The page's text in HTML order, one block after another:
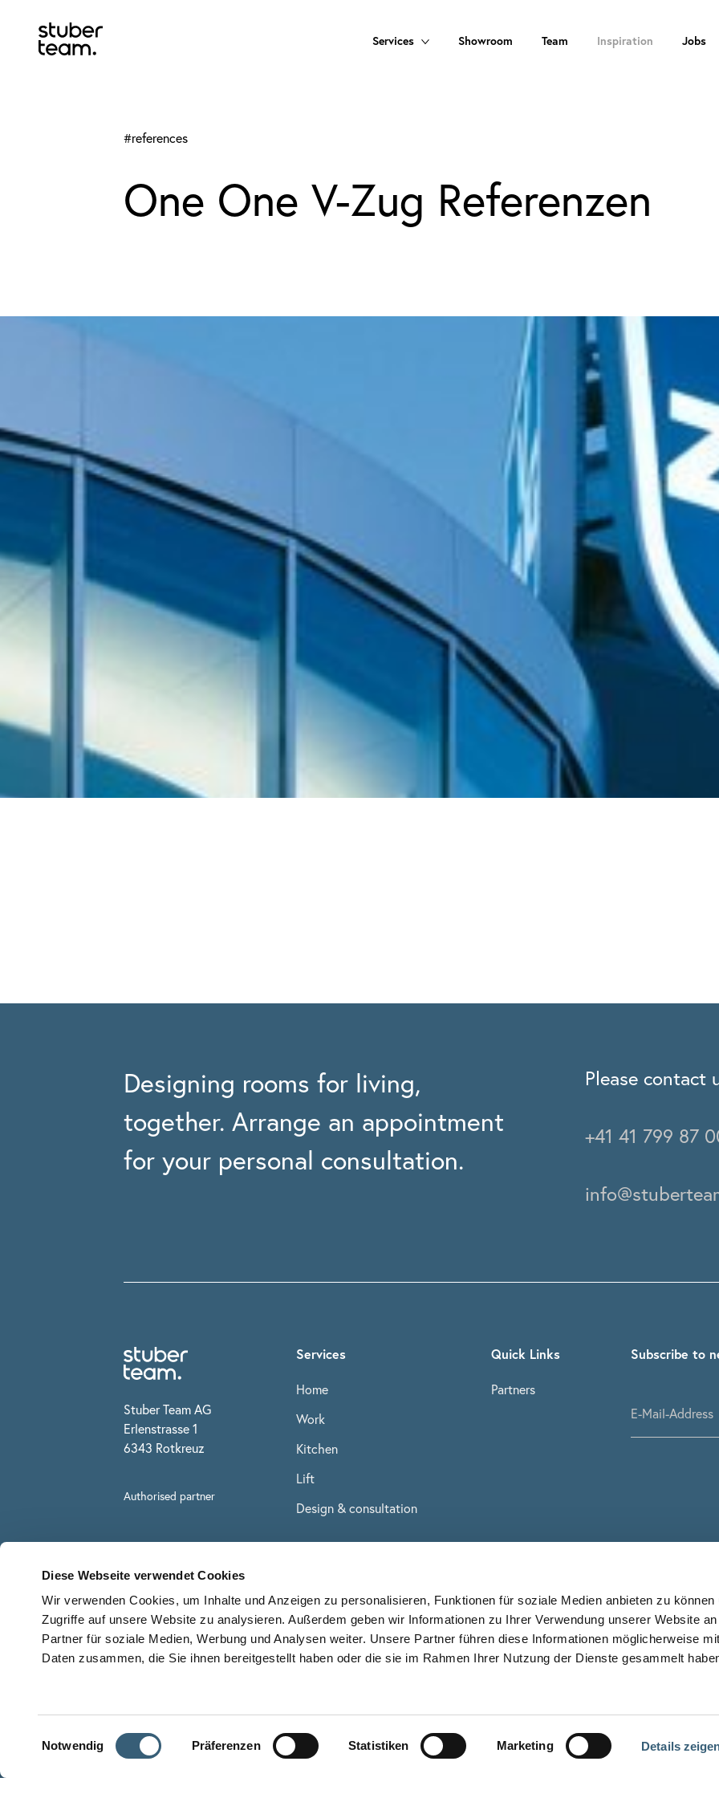
Diese Webseite verwendet Cookies
Wir verwenden Cookies, um Inhalte und Anzeigen zu personalisieren, Funktionen für soziale Medien anbieten zu können
Zugriffe auf unsere Website zu analysieren. Außerdem geben wir Informationen zu Ihrer Verwendung unserer Website
Partner für soziale Medien, Werbung und Analysen weiter. Unsere Partner führen diese Informationen möglicherweise
Daten zusammen, die Sie ihnen bereitgestellt haben oder die sie im Rahmen Ihrer Nutzung der Dienste gesammelt
Einwilligungsauswahl
Notwendig Präferenzen Statistiken Marketing Details
Services Showroom Team Inspiration Jobs
#references
One One V-Zug Referenzen
Designing rooms for living,
together. Arrange an appointment
for your personal consultation.
Please contact
+41 41 799 87
Stuber Team AG
Erlenstrasse 1
6343 Rotkreuz
Authorised partner
Services
Home
Work
Kitchen
Lift
Design & consultation
Quick Links
Partners
Subscribe to